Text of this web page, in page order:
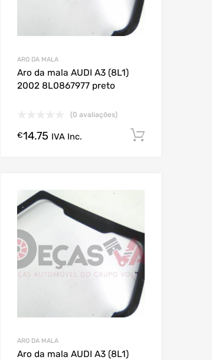
Comprar Agora!
ARO DA MALA
Aro da mala AUDI A3 (8L1)
2002 8L0867977 preto
(0 avaliações)
€14.75 IVA Inc.
ARO DA MALA
Aro da mala AUDI A3 (8L1)